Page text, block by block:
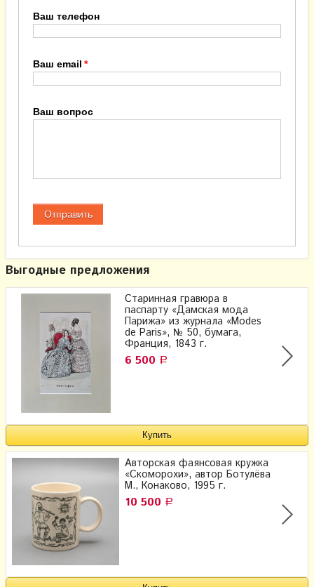
Ваш телефон
Ваш email
Ваш вопрос
Выгодные предложения
Старинная гравюра в
паспарту «Дамская мода
Парижа» из журнала «Modes
de Paris», № 50, бумага,
Франция, 1843 г.
6 500 Р
Авторская фаянсовая кружка
«Скоморохи», автор Ботулёва
М., Конаково, 1995 г.
10 500 Р